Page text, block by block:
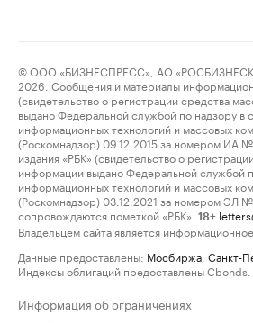
© ООО «БИЗНЕСПРЕСС», АО
2026. Сообщения и материалы
(свидетельство о регистрации средства
выдано Федеральной службой по надзору в
информационных технологий и массовых
(Роскомнадзор) 09.12.2015 за номером ИА
издания «РБК» (свидетельство о
информации выдано Федеральной службой
информационных технологий и массовых
(Роскомнадзор) 03.12.2021 за номером ЭЛ
сопровождаются пометкой «РБК».
18+
Владельцем сайта является информационное
Данные предоставлены: Мосбиржа Санкт-
Индексы облигаций предоставлены Cbonds.
Информация об ограничениях